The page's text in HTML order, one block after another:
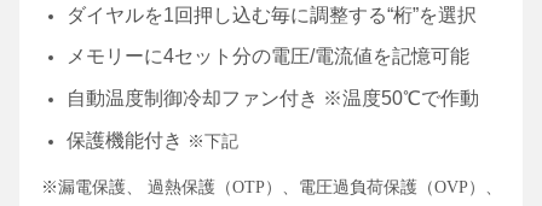
ダイヤルを1回押し込む毎に調整する“桁”を選択
メモリーに4セット分の電圧/電流値を記憶可能
自動温度制御冷却ファン付き ※温度50℃で作動
保護機能付き ※下記
※漏電保護、 過熱保護（OTP）、電圧過負荷保護（OVP）、